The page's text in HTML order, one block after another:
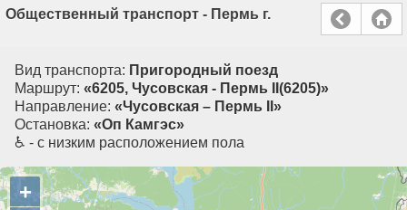
Общественный транспорт - Пермь г.
Вид транспорта: Пригородный поезд
Маршрут: «6205, Чусовская - Пермь II(6205)»
Направление: «Чусовская – Пермь II»
Остановка: «Оп Камгэс»
♿ - с низким расположением пола
+